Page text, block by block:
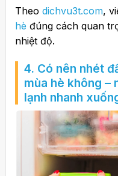
Theo dichvu3t.com,
hè đúng cách quan
nhiệt độ.
4. Có nên nhét
mùa hè không –
lạnh nhanh